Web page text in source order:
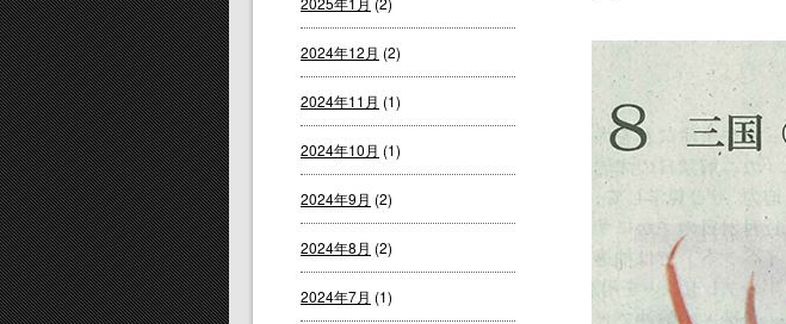
2024年12月 (2)
2024年11月 (1)
2024年10月 (1)
2024年9月 (2)
2024年8月 (2)
2024年7月 (1)